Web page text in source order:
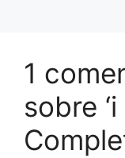
1
sobre